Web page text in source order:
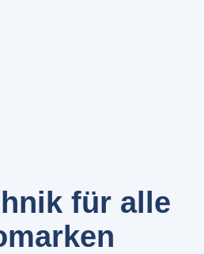
für alle